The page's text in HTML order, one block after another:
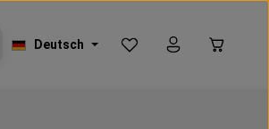
Deutsch
Du hast 0 Produkte